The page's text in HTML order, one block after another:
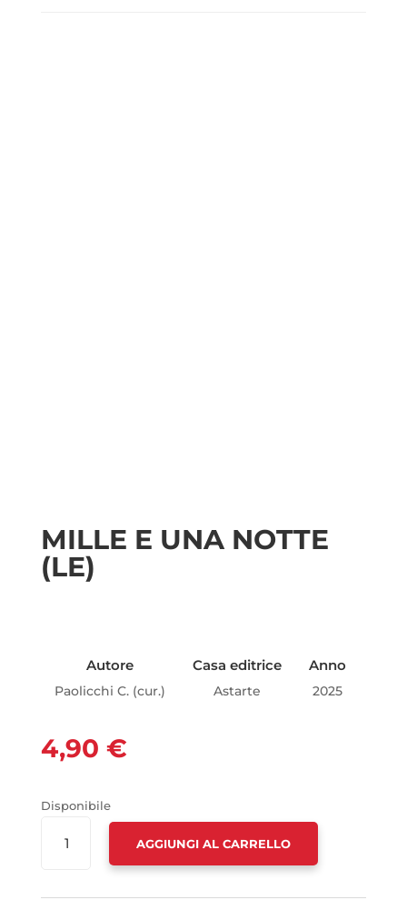
MILLE E UNA NOTTE
(LE)
Autore
Paolicchi C. (cur.)
Casa editrice
Astarte
Anno
2025
4,90 €
Disponibile
AGGIUNGI AL CARRELLO